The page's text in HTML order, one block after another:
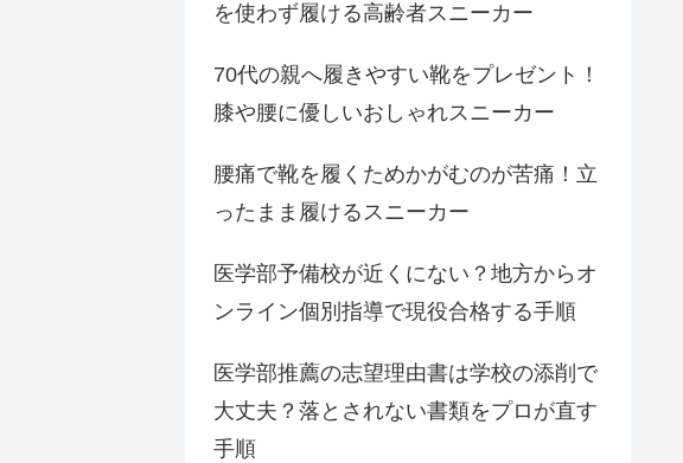
を使わず履ける高齢者スニーカー
70代の親へ履きやすい靴をプレゼント！
膝や腰に優しいおしゃれスニーカー
腰痛で靴を履くためかがむのが苦痛！立
ったまま履けるスニーカー
医学部予備校が近くにない？地方からオ
ンライン個別指導で現役合格する手順
医学部推薦の志望理由書は学校の添削で
大丈夫？落とされない書類をプロが直す
手順